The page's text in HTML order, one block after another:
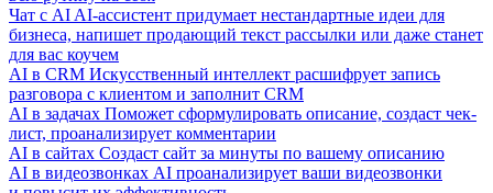
Чат с AI AI-ассистент придумает нестандартные идеи для
бизнеса, напишет продающий текст рассылки или даже станет
для вас коучем
AI в CRM Искусственный интеллект расшифрует запись
разговора с клиентом и заполнит CRM
AI в задачах Поможет сформулировать описание, создаст чек-
лист, проанализирует комментарии
AI в сайтах Создаст сайт за минуты по вашему описанию
AI в видеозвонках AI проанализирует ваши видеозвонки